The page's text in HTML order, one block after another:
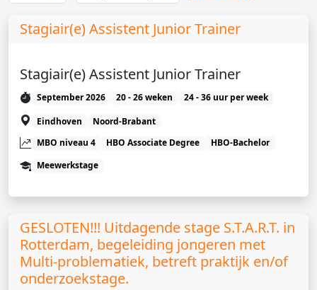
Stagiair(e) Assistent Junior Trainer
Stagiair(e) Assistent Junior Trainer
September 2026 20 - 26 weken
24 - 36 uur per week
Eindhoven
Noord-Brabant
MBO niveau 4
HBO Associate Degree
HBO-Bachelor
Meewerkstage
GESLOTEN!!! Uitdagende stage S.T.A.R.T. in
Rotterdam, begeleiding jongeren met
Multi-problematiek, betreft praktijk en/of
onderzoekstage.